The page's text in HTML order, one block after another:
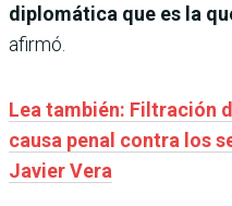
diplomática que es la
afirmó.
Lea también: Filtración
causa penal contra los
Javier Vera